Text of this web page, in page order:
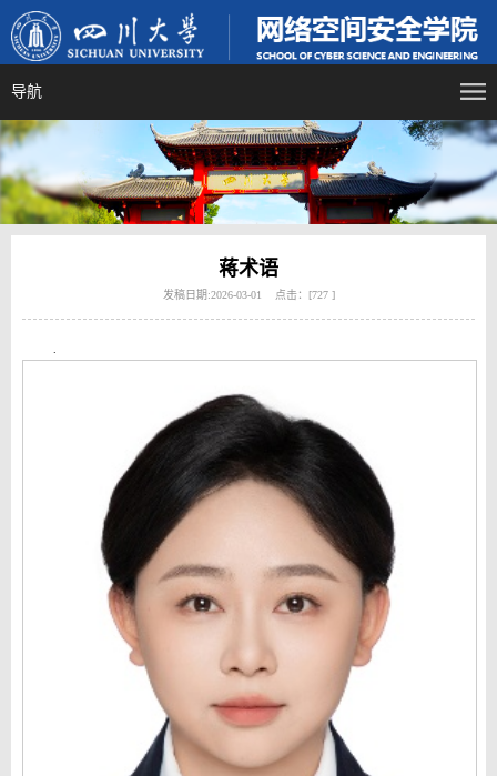
导航
蒋术语
发稿日期:2026-03-01 点击：[727 ]